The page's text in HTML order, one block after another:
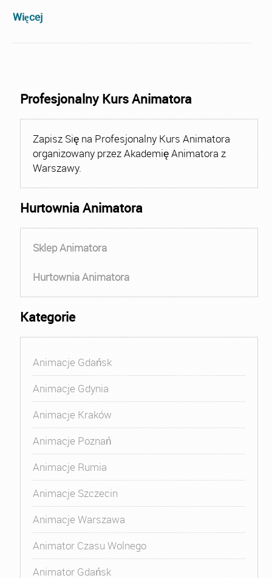
Więcej
Profesjonalny Kurs Animatora
Zapisz Się na Profesjonalny Kurs Animatora
organizowany przez Akademię Animatora z
Warszawy.
Hurtownia Animatora
Sklep Animatora
Hurtownia Animatora
Kategorie
Animacje Gdańsk
Animacje Gdynia
Animacje Kraków
Animacje Poznań
Animacje Rumia
Animacje Szczecin
Animacje Warszawa
Animator Czasu Wolnego
Animator Gdańsk